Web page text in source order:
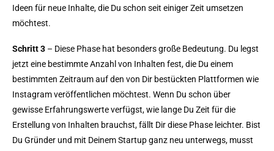
Ideen für neue Inhalte, die Du schon seit einiger Zeit umsetzen
möchtest.
Schritt 3 – Diese Phase hat besonders große Bedeutung. Du legst
jetzt eine bestimmte Anzahl von Inhalten fest, die Du einem
bestimmten Zeitraum auf den von Dir bestückten Plattformen wie
Instagram veröffentlichen möchtest. Wenn Du schon über
gewisse Erfahrungswerte verfügst, wie lange Du Zeit für die
Erstellung von Inhalten brauchst, fällt Dir diese Phase leichter. Bist
Du Gründer und mit Deinem Startup ganz neu unterwegs, musst